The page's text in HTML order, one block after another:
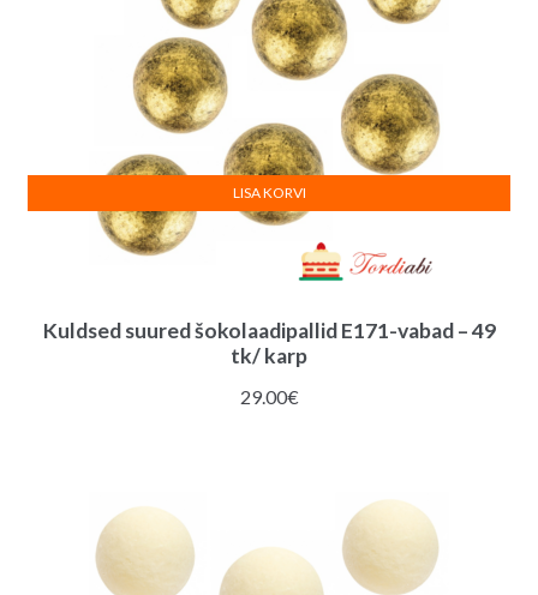
Kuldsed suured šokolaadipallid E171-vabad – 49
tk/ karp
29.00€
LISA KORVI